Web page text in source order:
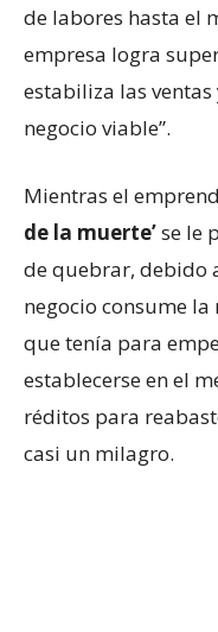
de labores hasta el
empresa logra
estabiliza las
negocio viable”.
Mientras el
de la muerte’se le
de quebrar, debido
negocio consume
que tenía para
establecerse en el
réditos para
casi un milagro.